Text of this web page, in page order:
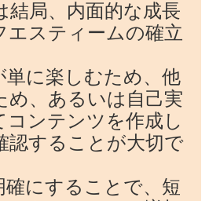
結局、内面的な成長
エスティームの確立
単に楽しむため、他
め、あるいは自己実
コンテンツを作成し
認することが大切で
確にすることで、短